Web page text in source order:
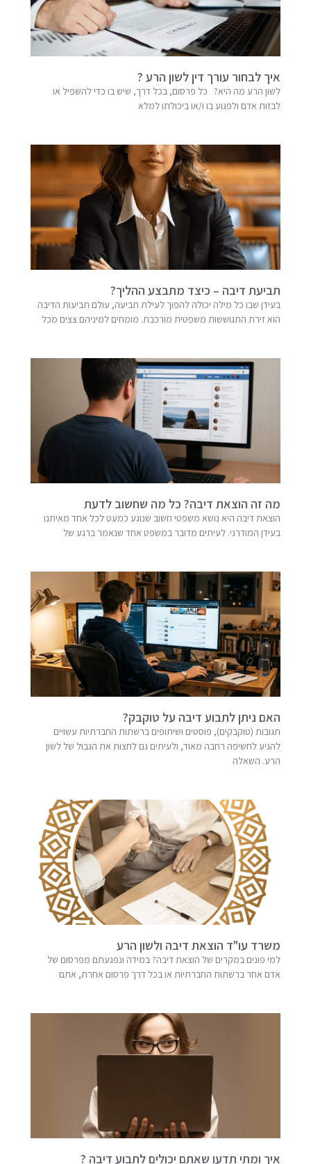
איך לבחור עורך דין לשון הרע ?
לשון הרע מה היא? כל פרסום, בכל דרך, שיש בו כדי להשפיל או
לבזות אדם ולפגוע בו ו/או ביכולתו למלא
תביעת דיבה – כיצד מתבצע ההליך?
בעידן שבו כל מילה יכולה להפוך לעילת תביעה, עולם תביעות הדיבה
הוא זירת התגוששות משפטית מורכבת. מומחים למיניהם צצים מכל
מה זה הוצאת דיבה? כל מה שחשוב לדעת
הוצאת דיבה היא נושא משפטי חשוב שנוגע כמעט לכל אחד מאיתנו
בעידן המודרני. לעיתים מדובר במשפט אחד שנאמר ברגע של
האם ניתן לתבוע דיבה על טוקבק?
תגובות (טוקבקים), פוסטים ושיתופים ברשתות החברתיות עשויים
להגיע לחשיפה רחבה מאוד, ולעיתים גם לחצות את הגבול של לשון
הרע. השאלה
משרד עו"ד הוצאת דיבה ולשון הרע
למי פונים במקרים של הוצאת דיבה? במידה ונפגעתם מפרסום של
אדם אחר ברשתות החברתיות או בכל דרך פרסום אחרת, אתם
איך ומתי תדעו שאתם יכולים לתבוע דיבה ?